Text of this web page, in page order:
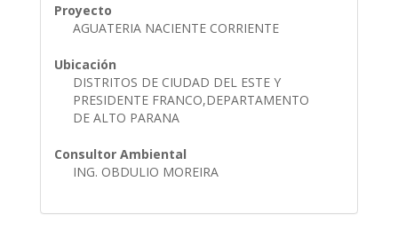
Proyecto
AGUATERIA NACIENTE CORRIENTE
Ubicación
DISTRITOS DE CIUDAD DEL ESTE Y
PRESIDENTE FRANCO,DEPARTAMENTO
DE ALTO PARANA
Consultor Ambiental
ING. OBDULIO MOREIRA